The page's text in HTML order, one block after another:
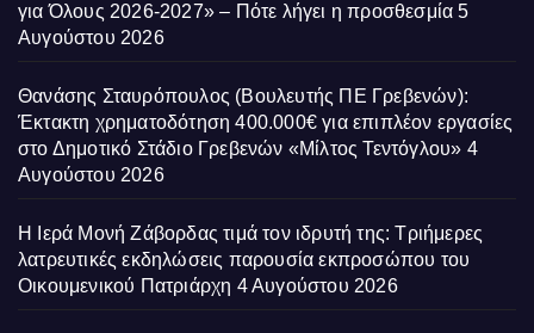
για Όλους 2026-2027» – Πότε λήγει η προσθεσμία 5
Αυγούστου 2026
Θανάσης Σταυρόπουλος (Βουλευτής ΠΕ Γρεβενών):
Έκτακτη χρηματοδότηση 400.000€ για επιπλέον εργασίες
στο Δημοτικό Στάδιο Γρεβενών «Μίλτος Τεντόγλου» 4
Αυγούστου 2026
Η Ιερά Μονή Ζάβορδας τιμά τον ιδρυτή της: Τριήμερες
λατρευτικές εκδηλώσεις παρουσία εκπροσώπου του
Οικουμενικού Πατριάρχη 4 Αυγούστου 2026